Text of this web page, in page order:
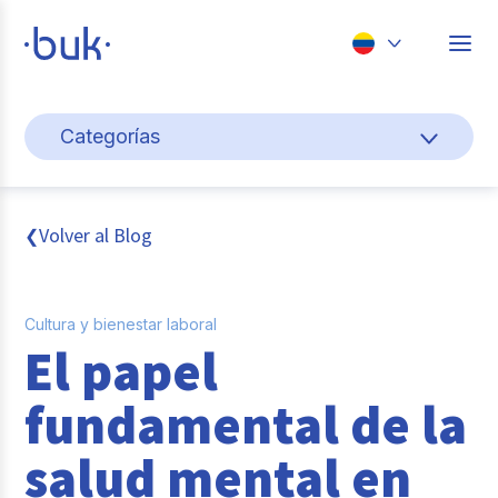
Perú
Categorías
Cultura y bienestar laboral
Gestión de personas
Pago de nómina
Buk
Transformación digital
Tendencias y Data
❮Volver al Blog
Cultura y bienestar laboral
El papel
fundamental de la
salud mental en